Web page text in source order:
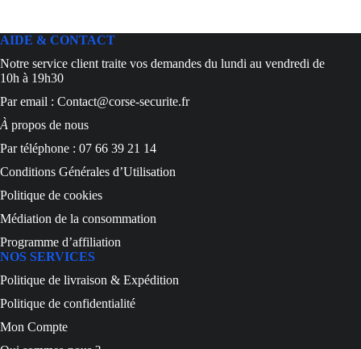
AIDE & CONTACT
Notre service client traite vos demandes du lundi au vendredi de
10h à 19h30
Par email : Contact@corse-securite.fr
À propos de nous
Par téléphone : 07 66 39 21 14
Conditions Générales d’Utilisation
Politique de cookies
Médiation de la consommation
Programme d’affiliation
NOS SERVICES
Politique de livraison & Expédition
Politique de confidentialité
Mon Compte